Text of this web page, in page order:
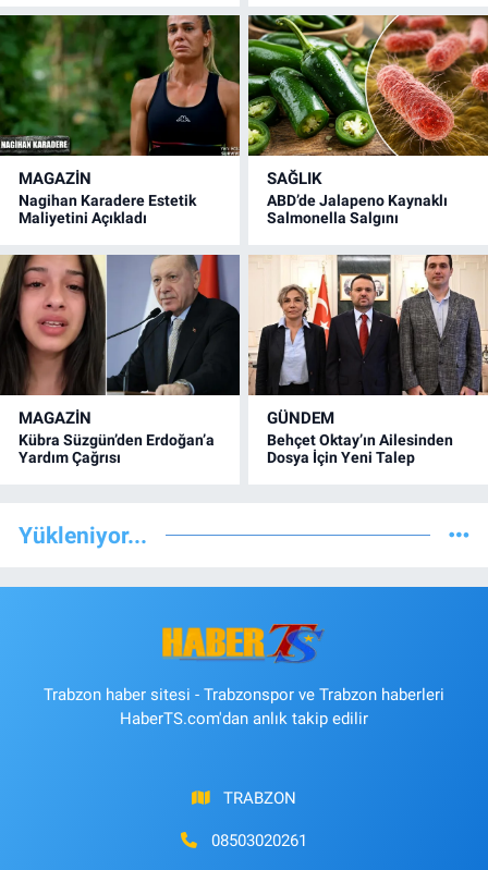
MAGAZİN
Nagihan Karadere Estetik
Maliyetini Açıkladı
SAĞLIK
ABD’de Jalapeno Kaynaklı
Salmonella Salgını
MAGAZİN
Kübra Süzgün’den Erdoğan’a
Yardım Çağrısı
GÜNDEM
Behçet Oktay’ın Ailesinden
Dosya İçin Yeni Talep
Yükleniyor...
Trabzon haber sitesi - Trabzonspor ve Trabzon haberleri
HaberTS.com'dan anlık takip edilir
TRABZON
08503020261